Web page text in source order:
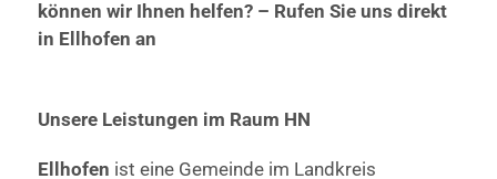
können wir Ihnen helfen? – Rufen Sie uns direkt
in Ellhofen an
Unsere Leistungen im Raum HN
Ellhofen ist eine Gemeinde im Landkreis